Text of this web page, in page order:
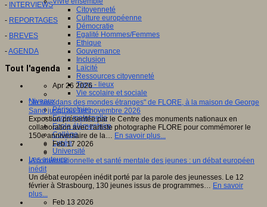
Citoyenneté
Culture européenne
Démocratie
Egalité Hommes/Femmes
Ethique
Gouvernance
Inclusion
Laïcité
Ressources citoyenneté
Tiers - lieux
Vie scolaire et sociale
Niveaux
Périscolaire
Ecole maternelle
Ecole élémentaire
Collège
Lycée
Université
Les auteurs
- INTERVIEWS
- REPORTAGES
- BREVES
-AGENDA
Tout l'agenda
Apr 26 2026
"Je suis dans des mondes étranges" de FLORE, à la maison de George
Sand jusqu'au 1er novembre 2026
Expostion présentée par le Centre des monuments nationaux en
collaboration avec l'artiste photographe FLORE pour commémorer le
150e anniversaire de la… En savoir plus...
Feb 17 2026
IA conversationnelle et santé mentale des jeunes : un débat européen
inédit
Un débat européen inédit porté par la parole des jeunesses. Le 12
février à Strasbourg, 130 jeunes issus de programmes… En savoir
plus...
Feb 13 2026